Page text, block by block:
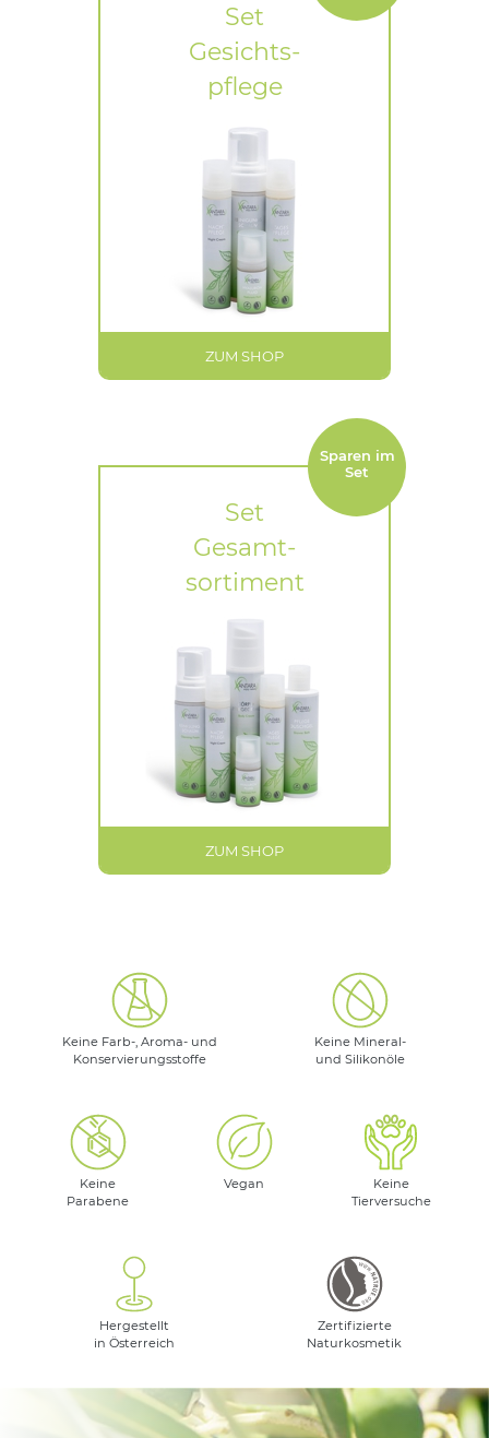
Set
Gesichts-
pflege
ZUM SHOP
Sparen im
Set
Set
Gesamt-
sortiment
ZUM SHOP
Keine Farb-, Aroma- und
Konservierungsstoffe
Keine Mineral-
und Silikonöle
Keine
Parabene
Vegan
Keine
Tierversuche
Hergestellt
in Österreich
Zertifizierte
Naturkosmetik